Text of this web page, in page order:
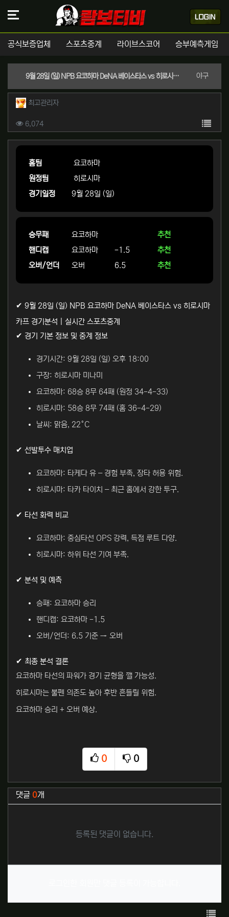
공식보증업체 스포츠중계 라이브스코어 승부예측게임
9월 28일 (일) NPB 요코하마 DeNA 베이스타스 vs 히로시마 카프 경기분석 | 실시간 스포츠중계 야구분류
작성자 정보
최고관리자작성
컨텐츠 정보
6,074조회 목록
본문
홈팀
요코하마
원정팀
히로시마
경기일정
9월 28일 (일)
승무패 요코하마
추천
핸디캡
요코하마 -1.5
추천
오버/언더
오버 6.5 추천
✔ 9월 28일 (일) NPB 요코하마 DeNA 베이스타스 vs 히로시마
카프 경기분석 | 실시간 스포츠중계
✔ 경기 기본 정보 및 중계 정보
경기시간: 9월 28일 (일) 오후 18:00
구장: 히로시마 미나미
요코하마: 68승 8무 64패 (원정 34-4-33)
히로시마: 58승 8무 74패 (홈 36-4-29)
날씨: 맑음, 22°C
✔ 선발투수 매치업
요코하마: 타케다 유 – 경험 부족, 장타 허용 위험.
히로시마: 타카 타이치 – 최근 홈에서 강한 투구.
✔ 타선 화력 비교
요코하마: 중심타선 OPS 강력, 득점 루트 다양.
히로시마: 하위 타선 기여 부족.
✔ 분석 및 예측
승패: 요코하마 승리
핸디캡: 요코하마 -1.5
오버/언더: 6.5 기준 → 오버
✔ 최종 분석 결론
요코하마 타선의 파워가 경기 균형을 깰 가능성.
히로시마는 불펜 의존도 높아 후반 흔들릴 위험.
요코하마 승리 + 오버 예상.
0
추천
0
비추천
관련자료
댓글 0개
등록된 댓글이 없습니다.
목록